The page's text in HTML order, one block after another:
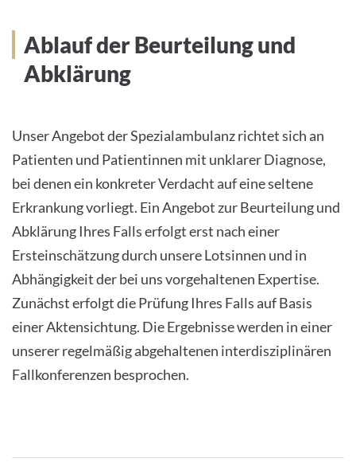
Ablauf der Beurteilung und
Abklärung
Unser Angebot der Spezialambulanz richtet sich an
Patienten und Patientinnen mit unklarer Diagnose,
bei denen ein konkreter Verdacht auf eine seltene
Erkrankung vorliegt. Ein Angebot zur Beurteilung und
Abklärung Ihres Falls erfolgt erst nach einer
Ersteinschätzung durch unsere Lotsinnen und in
Abhängigkeit der bei uns vorgehaltenen Expertise.
Zunächst erfolgt die Prüfung Ihres Falls auf Basis
einer Aktensichtung. Die Ergebnisse werden in einer
unserer regelmäßig abgehaltenen interdisziplinären
Fallkonferenzen besprochen.